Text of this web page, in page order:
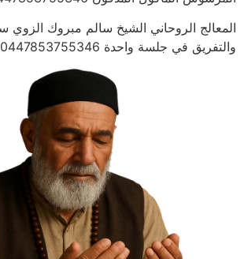
المعالج الروحاني الشيخ سالم مبروك الزوي
والتفريق في جلسة واحدة 00447853755346